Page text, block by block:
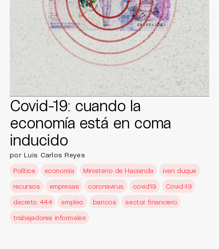
Covid-19: cuando la
economía está en coma
inducido
por Luis Carlos Reyes
Política
economía Ministerio de Hacienda
ivan duque
recursos
empresas coronavirus covid19
Covid-19
decreto 444
empleo bancos
sector financiero
trabajadores informales